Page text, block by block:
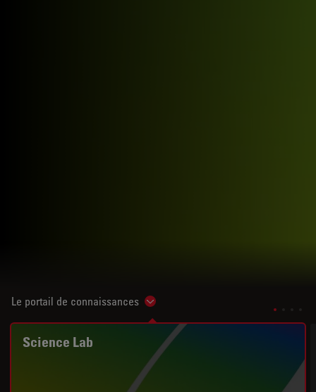
Le portail de connaissances Show subnavigation
Science Lab